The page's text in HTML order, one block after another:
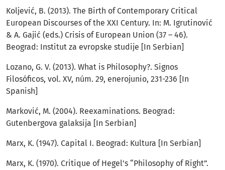
Koljević, B. (2013). The Birth of Contemporary Critical
European Discourses of the XXI Century. In: M. Igrutinović
& A. Gajić (eds.) Crisis of European Union (37 – 46).
Beograd: Institut za evropske studije [In Serbian]
Lozano, G. V. (2013). What is Philosophy?. Signos
Filosóficos, vol. XV, núm. 29, enerojunio, 231-236 [In
Spanish]
Marković, M. (2004). Reexaminations. Beograd:
Gutenbergova galaksija [In Serbian]
Marx, K. (1947). Capital I. Beograd: Kultura [In Serbian]
Marx, K. (1970). Critique of Hegel’s “Philosophy of Right”.